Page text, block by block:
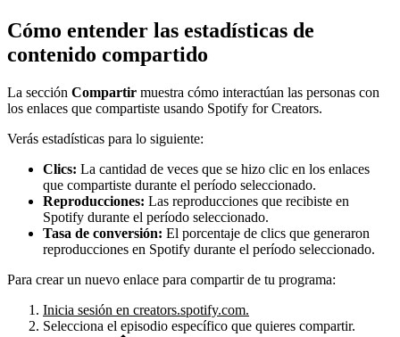
Cómo entender las estadísticas de
contenido compartido
La sección Compartir muestra cómo interactúan las personas con
los enlaces que compartiste usando Spotify for Creators.
Verás estadísticas para lo siguiente:
Clics: La cantidad de veces que se hizo clic en los enlaces
que compartiste durante el período seleccionado.
Reproducciones: Las reproducciones que recibiste en
Spotify durante el período seleccionado.
Tasa de conversión: El porcentaje de clics que generaron
reproducciones en Spotify durante el período seleccionado.
Para crear un nuevo enlace para compartir de tu programa:
Inicia sesión en creators.spotify.com.
Selecciona el episodio específico que quieres compartir.